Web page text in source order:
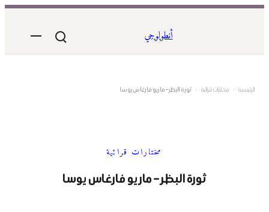
المحتوى
أنطولوجي
الرئيسية › مختارات قرائية › ثورة البظر – ماريو فارغاس يوسا
مختارات قرائية
ثورة البظر – ماريو فارغاس يوسا